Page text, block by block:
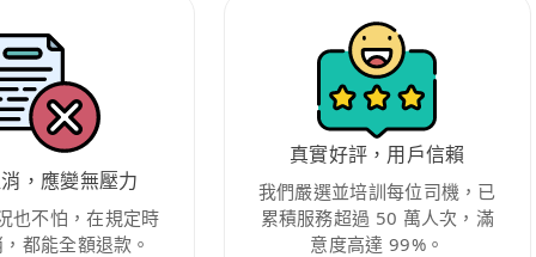
，應變無壓力
也不怕，在規定時
都能全額退款。
真實好評，用戶信賴
我們嚴選並培訓每位司機，已
累積服務超過 50 萬人次，滿
意度高達 99%。